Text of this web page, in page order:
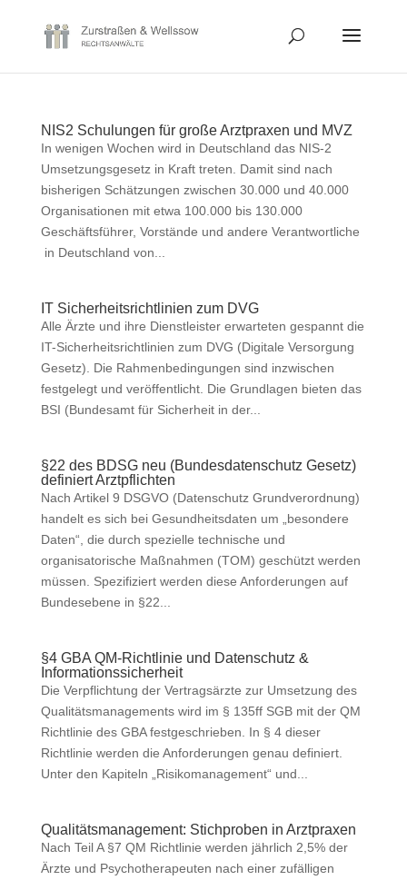
NIS2 Schulungen für große Arztpraxen und MVZ
In wenigen Wochen wird in Deutschland das NIS-2
Umsetzungsgesetz in Kraft treten. Damit sind nach
bisherigen Schätzungen zwischen 30.000 und 40.000
Organisationen mit etwa 100.000 bis 130.000
Geschäftsführer, Vorstände und andere Verantwortliche
in Deutschland von...
IT Sicherheitsrichtlinien zum DVG
Alle Ärzte und ihre Dienstleister erwarteten gespannt die
IT-Sicherheitsrichtlinien zum DVG (Digitale Versorgung
Gesetz). Die Rahmenbedingungen sind inzwischen
festgelegt und veröffentlicht. Die Grundlagen bieten das
BSI (Bundesamt für Sicherheit in der...
§22 des BDSG neu (Bundesdatenschutz Gesetz)
definiert Arztpflichten
Nach Artikel 9 DSGVO (Datenschutz Grundverordnung)
handelt es sich bei Gesundheitsdaten um „besondere
Daten“, die durch spezielle technische und
organisatorische Maßnahmen (TOM) geschützt werden
müssen. Spezifiziert werden diese Anforderungen auf
Bundesebene in §22...
§4 GBA QM-Richtlinie und Datenschutz &
Informationssicherheit
Die Verpflichtung der Vertragsärzte zur Umsetzung des
Qualitätsmanagements wird im § 135ff SGB mit der QM
Richtlinie des GBA festgeschrieben. In § 4 dieser
Richtlinie werden die Anforderungen genau definiert.
Unter den Kapiteln „Risikomanagement“ und...
Qualitätsmanagement: Stichproben in Arztpraxen
Nach Teil A §7 QM Richtlinie werden jährlich 2,5% der
Ärzte und Psychotherapeuten nach einer zufälligen